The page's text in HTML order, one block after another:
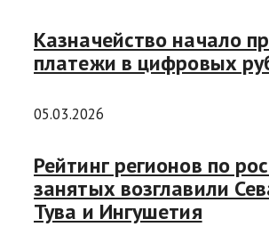
Казначейство начало
платежи в цифровых
05.03.2026
Рейтинг регионов по
занятых возглавили
Тува и Ингушетия